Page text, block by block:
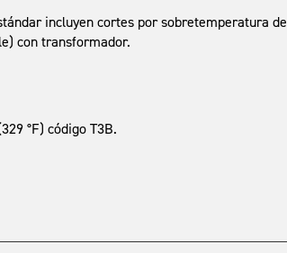
incluyen cortes por sobretemperatura de
con transformador.
°F) código T3B.